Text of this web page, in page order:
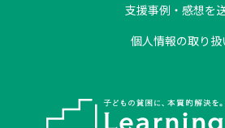
支援事例・感想を
個人情報の取り扱